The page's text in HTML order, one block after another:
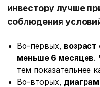
инвестору лучше
соблюдения
Во-первых,
меньше 6 месяцев.
тем показательнее
Во-вторых,